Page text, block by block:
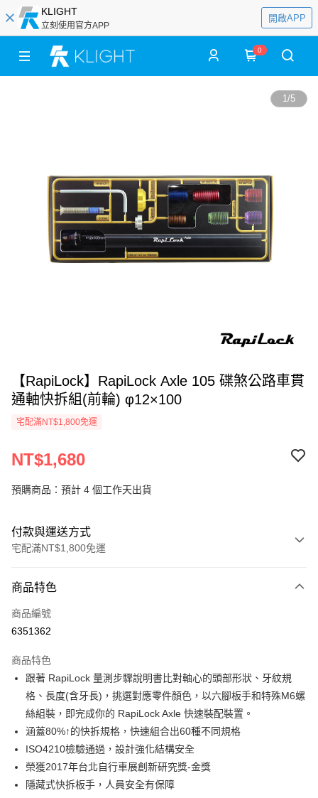
KLIGHT
立刻使用官方APP
開啟APP
0
1/5
【RapiLock】RapiLock Axle 105 碟煞公路車貫
通軸快拆組(前輪) φ12×100
宅配滿NT$1,800免運
NT$1,680
預購商品：預計 4 個工作天出貨
付款與運送方式
宅配滿NT$1,800免運
信用卡一次付款
信用卡分期付款
合作金庫商業銀行
華南商業銀行
彰化商業銀行
上海商業儲蓄銀行
台北富邦商業銀行
國泰世華商業銀行
兆豐國際商業銀行
臺灣中小企業銀行
台中商業銀行
匯豐（台灣）商業銀行
華泰商業銀行
聯邦商業銀行
遠東國際商業銀行
元大商業銀行
永豐商業銀行
玉山商業銀行
星展（台灣）商業銀行
6 期 0 利率 每期
華南商業銀行
彰化商業銀行
上海商業儲蓄銀行
台北富邦商業銀行
國泰世華商業銀行
兆豐國際商業銀行
臺灣中小企業銀行
台中商業銀行
匯豐（台灣）商業銀行
華泰商業銀行
聯邦商業銀行
元大商業銀行
LINE Pay
Apple Pay
街口支付
悠遊付
商品特色
商品編號
6351362
商品特色
跟著 RapiLock 量測步驟說明書比對軸心的頭部形狀、牙紋規
格、長度(含牙長)，挑選對應零件顏色，以六腳板手和特殊M6螺
絲組裝，即完成你的 RapiLock Axle 快速裝配裝置。
涵蓋80%↑的快拆規格，快速組合出60種不同規格
ISO4210檢驗通過，設計強化結構安全
榮獲2017年台北自行車展創新研究獎-金獎
隱藏式快拆板手，人員安全有保障